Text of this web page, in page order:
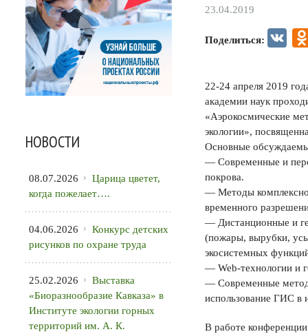
23.04.2019
Поделиться: VK
22-24 апреля 2019
академии наук
«Аэрокосмические
экологии»,
Основные
— Современные и
покрова.
— Методы
временного
— Дистанционные и
(пожары, вырубки,
экосистемных
— Web-технологии и
— Современные
использование ГИС в
В работе
НОВОСТИ
08.07.2026
Царица цветет,
когда пожелает….
04.06.2026
Конкурс детских
рисунков по охране труда
25.02.2026
Выставка
«Биоразнообразие Кавказа» в
Институте экологии горных
территорий им. А. К.